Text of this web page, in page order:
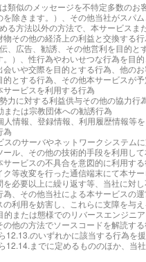
類似のメッセージを不特定多数のお
を除きます。）、その他当社がスパ
る方法以外の方法で、本サービスま
物その他の経済上の利益と交換する行
、広告、勧誘、その他営利を目的と
。）、性行為やわいせつな行為を目
会いや交際を目的とする行為、他の
とする行為、その他本サービスが
サービスを利用する行為
力に対する利益供与その他の協力行
または宗教団体への勧誘行為
人情報、登録情報、利用履歴情報等
為
スのサーバやネットワークシステムに
ール、その他の技術的手段を利用し
サービスの不具合を意図的に利用す
ク等改変を行った通信端末にて本サ
を必要以上に繰り返す等、当社に対
為、その他当社による本サービスの
の利用を妨害し、これらに支障を与
的または態様でのリバースエンジニ
の他の方法でソースコードを解読す
12.13.のいずれかに該当する行為を
12.14.までに定めるもののほか、当